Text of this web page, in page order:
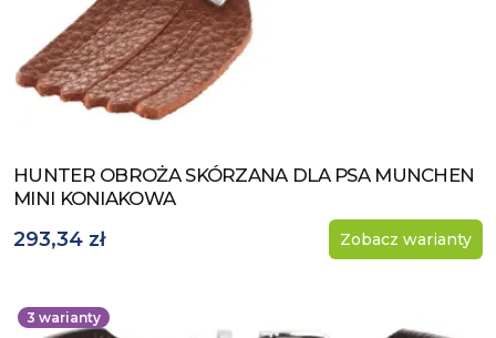
Zobacz produkt
HUNTER OBROŻA SKÓRZANA DLA PSA MUNCHEN
MINI KONIAKOWA
293,34 zł Zobacz warianty
3 warianty